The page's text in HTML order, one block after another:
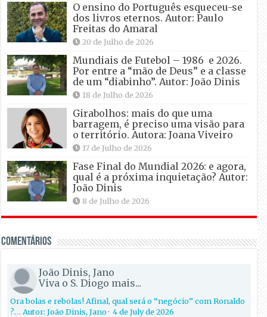
O ensino do Português esqueceu-se
dos livros eternos. Autor: Paulo
Freitas do Amaral
20 de Julho de 2026
Mundiais de Futebol – 1986 e 2026.
Por entre a “mão de Deus” e a classe
de um “diabinho”. Autor: João Dinis
18 de Julho de 2026
Girabolhos: mais do que uma
barragem, é preciso uma visão para
o território. Autora: Joana Viveiro
17 de Julho de 2026
Fase Final do Mundial 2026: e agora,
qual é a próxima inquietação? Autor:
João Dinis
8 de Julho de 2026
Comentários
João Dinis, Jano
Viva o S. Diogo mais...
Ora bolas e rebolas! Afinal, qual será o “negócio” com Ronaldo
?… Autor: João Dinis, Jano·4 de July de 2026